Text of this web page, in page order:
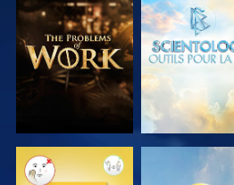
DÉCOUVRIR
LES SÉRIES
DÉCOUVRIR
LES SÉRIES